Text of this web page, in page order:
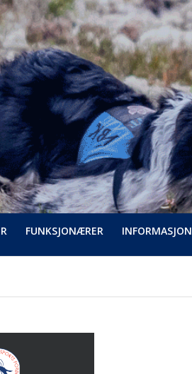
FUNKSJONÆRER INFORMASJON